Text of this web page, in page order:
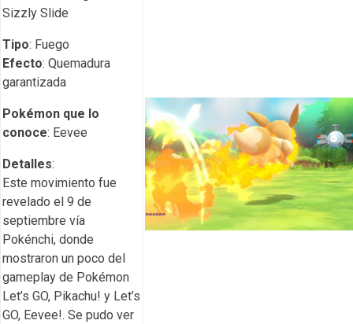
Sizzly Slide
Tipo: Fuego
Efecto: Quemadura
garantizada
Pokémon que lo
conoce: Eevee
Detalles:
Este movimiento fue
revelado el 9 de
septiembre vía
Pokénchi, donde
mostraron un poco del
gameplay de Pokémon
Let’s GO, Pikachu! y Let’s
GO, Eevee!. Se pudo ver